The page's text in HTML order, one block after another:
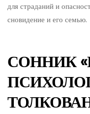
для страданий и
сновидение и его семью.
СОННИК